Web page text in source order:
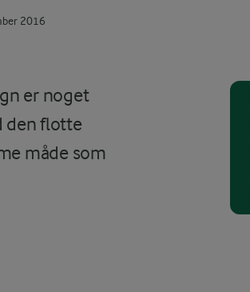
2016
er noget
den flotte
måde som